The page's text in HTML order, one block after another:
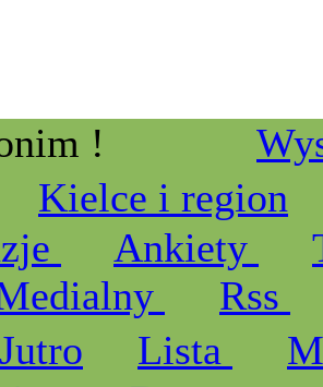
!
Kielce i region
Ankiety
Rss
Jutro Lista